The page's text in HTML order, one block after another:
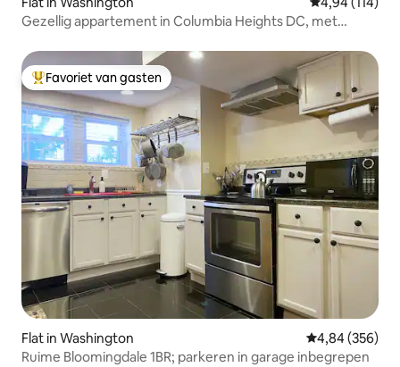
Gezellig appartement in Columbia Heights DC, met
Topfavoriet van gasten
Favoriet van gasten
Flat in Washington Gemiddelde
4,84 (356)
Ruime Bloomingdale 1BR; parkeren in garage inbegrepen